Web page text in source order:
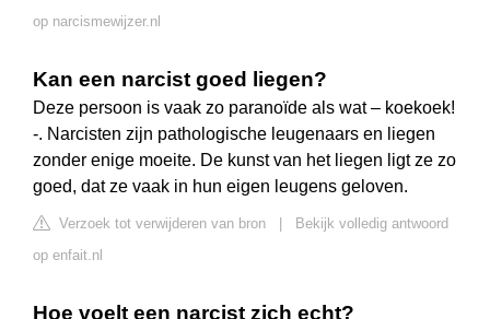
op narcismewijzer.nl
Kan een narcist goed liegen?
Deze persoon is vaak zo paranoïde als wat – koekoek!
-. Narcisten zijn pathologische leugenaars en liegen
zonder enige moeite. De kunst van het liegen ligt ze zo
goed, dat ze vaak in hun eigen leugens geloven.
Verzoek tot verwijderen van bron
Bekijk volledig antwoord
op enfait.nl
Hoe voelt een narcist zich echt?